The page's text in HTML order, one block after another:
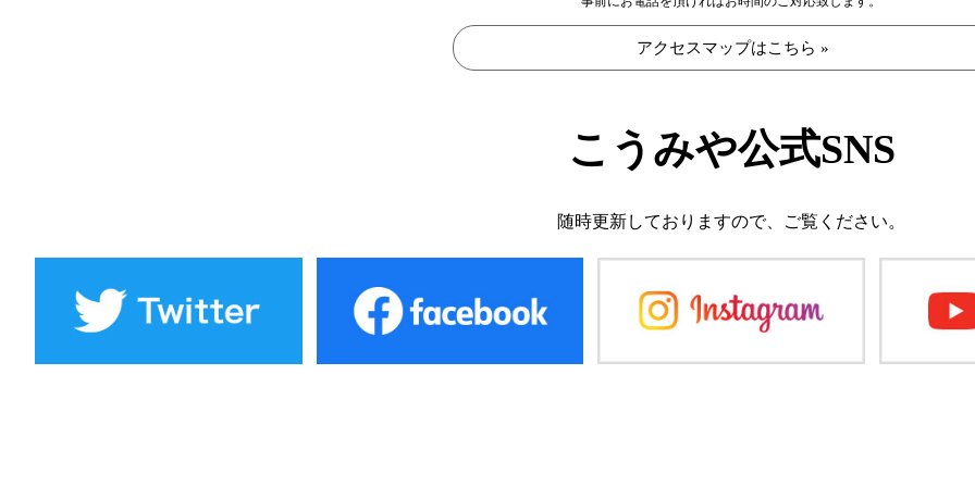
アクセスマップはこちら »
こうみや公式SNS
随時更新しておりますので、 ご覧ください。